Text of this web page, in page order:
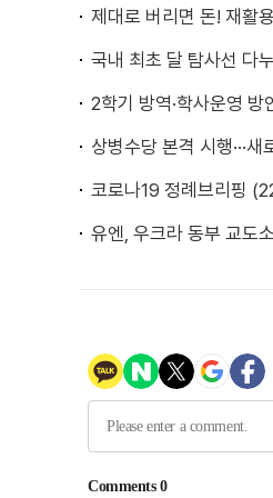
제대로 버리면 돈! 재활
국내 최초 달 탐사선 다
2학기 방역·학사운영 방
상병수당 본격 시행···
코로나19 정례브리핑
유엔, 우크라 동부 교도